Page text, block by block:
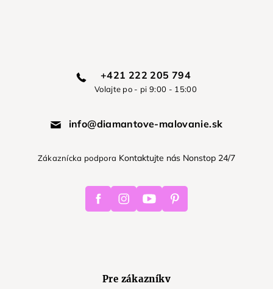
+421 222 205 794
Volajte po - pi 9:00 - 15:00
info@diamantove-malovanie.sk
Zákaznícka podpora Kontaktujte nás Nonstop 24/7
FacebookInstagramYoutube Pinterest
Pre zákazníkv